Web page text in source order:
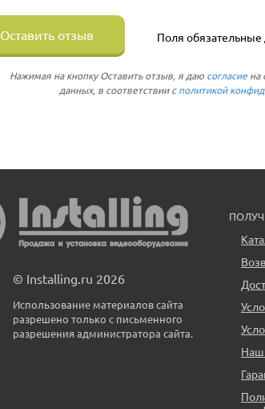
Оставить отзыв Поля
Нажимая на кнопку Оставить отзыв, я даю согласие на
данных, в соответствии сполитикой
© Installing.ru 2026
Использование материалов сайта
разрешено только с письменного
разрешения администратора сайта.